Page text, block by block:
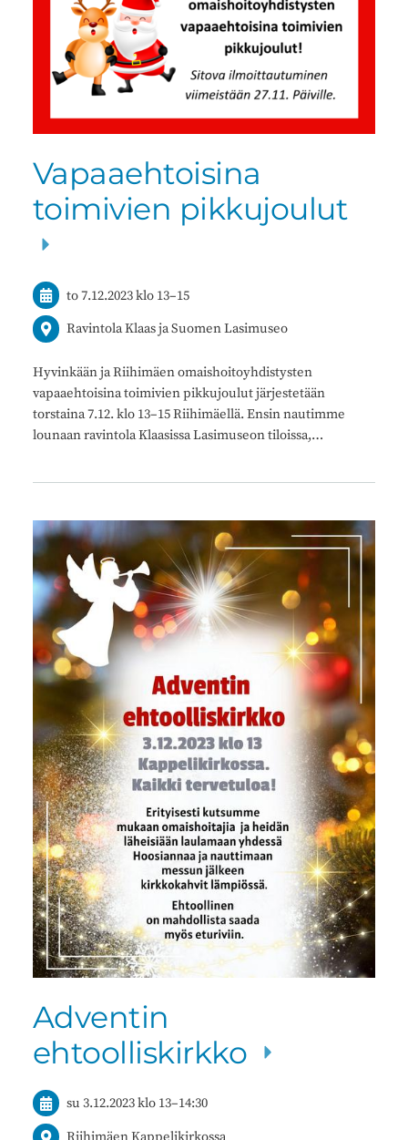
Vapaaehtoisina
toimivien pikkujoulut
to 7.12.2023klo 13–15
Ravintola Klaas ja Suomen Lasimuseo
Hyvinkään ja Riihimäen omaishoitoyhdistysten
vapaaehtoisina toimivien pikkujoulut järjestetään
torstaina 7.12. klo 13–15 Riihimäellä. Ensin nautimme
lounaan ravintola Klaasissa Lasimuseon tiloissa,…
Adventin
ehtoolliskirkko
su 3.12.2023klo 13–14:30